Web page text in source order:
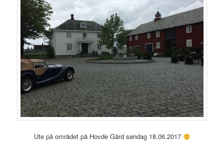
Ute på området på Hovde Gård søndag 18.06.2017